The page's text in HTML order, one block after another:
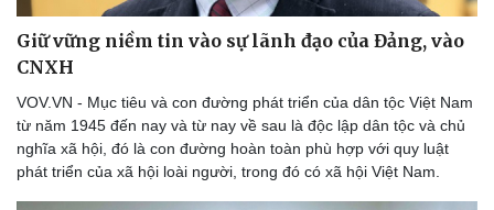
Văn học
Âm nhạc
Di sản
Thời trang
Sao Việt
Giữ vững niềm tin vào sự lãnh đạo của Đảng, vào
CNXH
VOV.VN - Mục tiêu và con đường phát triển của dân tộc Việt Nam
từ năm 1945 đến nay và từ nay về sau là độc lập dân tộc và chủ
nghĩa xã hội, đó là con đường hoàn toàn phù hợp với quy luật
phát triển của xã hội loài người, trong đó có xã hội Việt Nam.